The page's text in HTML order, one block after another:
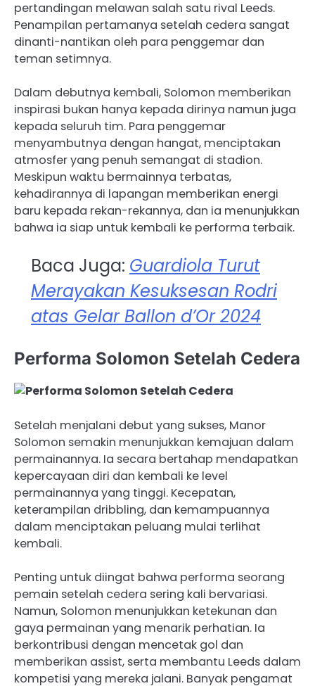
pertandingan melawan salah satu rival Leeds.
Penampilan pertamanya setelah cedera sangat
dinanti-nantikan oleh para penggemar dan
teman setimnya.
Dalam debutnya kembali, Solomon memberikan
inspirasi bukan hanya kepada dirinya namun juga
kepada seluruh tim. Para penggemar
menyambutnya dengan hangat, menciptakan
atmosfer yang penuh semangat di stadion.
Meskipun waktu bermainnya terbatas,
kehadirannya di lapangan memberikan energi
baru kepada rekan-rekannya, dan ia menunjukkan
bahwa ia siap untuk kembali ke performa terbaik.
Baca Juga: Guardiola Turut
Merayakan Kesuksesan Rodri
atas Gelar Ballon d’Or 2024
Performa Solomon Setelah Cedera
Setelah menjalani debut yang sukses, Manor
Solomon semakin menunjukkan kemajuan dalam
permainannya. Ia secara bertahap mendapatkan
kepercayaan diri dan kembali ke level
permainannya yang tinggi. Kecepatan,
keterampilan dribbling, dan kemampuannya
dalam menciptakan peluang mulai terlihat
kembali.
Penting untuk diingat bahwa performa seorang
pemain setelah cedera sering kali bervariasi.
Namun, Solomon menunjukkan ketekunan dan
gaya permainan yang menarik perhatian. Ia
berkontribusi dengan mencetak gol dan
memberikan assist, serta membantu Leeds dalam
kompetisi yang mereka jalani. Banyak pengamat